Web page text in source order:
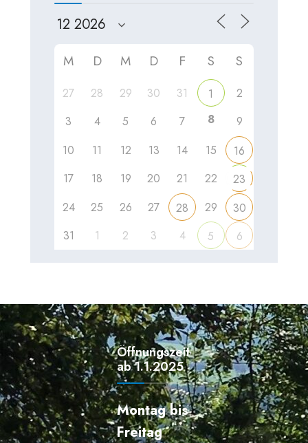
M D M D F S S
27 28 29 30 31 1
2
3
4 5 6 7 8
9
10
11 12 13 14 15
16
17
18 19 20 21 22
23
24
25 26 27 28 29
30
31
1 2 3 4 5 6
Öffnungszeiten
ab 1.1.2025
Montag bis
Freitag